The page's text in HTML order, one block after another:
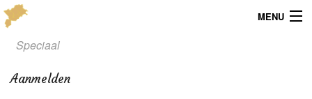
MENU
Menu
Publicaties
Speciaal
Aanmelden